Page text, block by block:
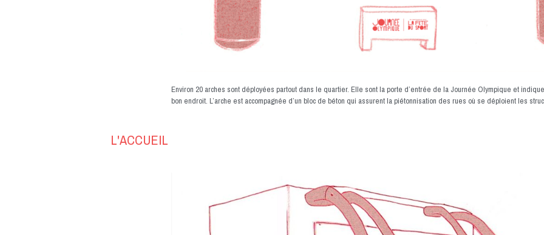
Environ 20 arches sont déployées partout dans le quartier. Elle sont la porte d’entrée de la Journée Olympique et
bon endroit. L’arche est accompagnée d’un bloc de béton qui assurent la piétonnisation des rues où se déploient les
L'ACCUEIL